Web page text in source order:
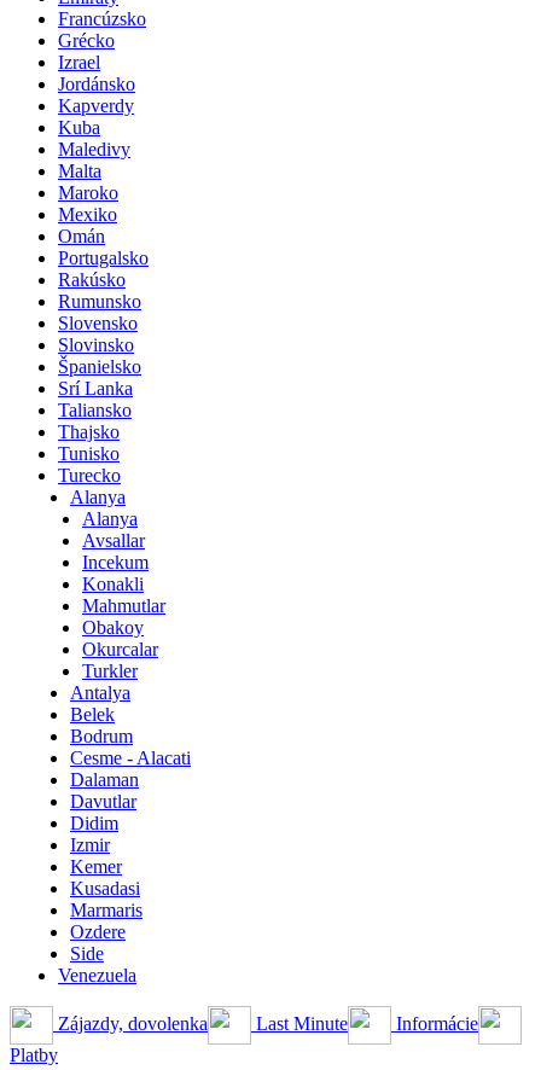
Francúzsko
Grécko
Izrael
Jordánsko
Kapverdy
Kuba
Maledivy
Malta
Maroko
Mexiko
Omán
Portugalsko
Rakúsko
Rumunsko
Slovensko
Slovinsko
Španielsko
Srí Lanka
Taliansko
Thajsko
Tunisko
Turecko
Alanya
Alanya
Avsallar
Incekum
Konakli
Mahmutlar
Obakoy
Okurcalar
Turkler
Antalya
Belek
Bodrum
Cesme - Alacati
Dalaman
Davutlar
Didim
Izmir
Kemer
Kusadasi
Marmaris
Ozdere
Side
Venezuela
Zájazdy, dovolenka Last Minute
Informácie
Platby